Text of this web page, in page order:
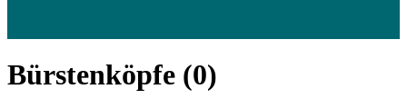
Bürstenköpfe (0)